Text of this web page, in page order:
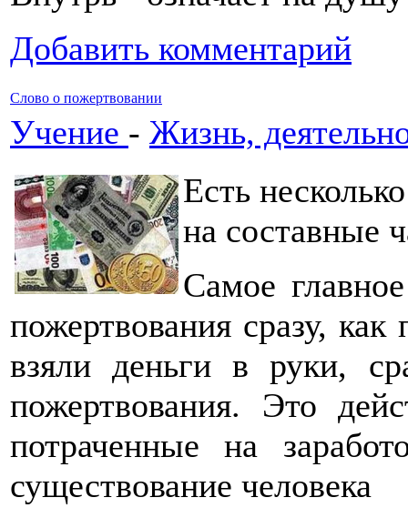
Добавить комментарий
Слово о пожертвовании
Учение - Жизнь,
Есть
на составные
Самое
пожертвования сразу,
взяли деньги в руки,
пожертвования. Это
потраченные на
существование человека